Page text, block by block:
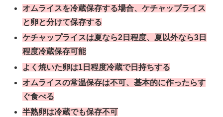
オムライスを冷蔵保存する場合、ケチャップライス
と卵と分けて保存する
ケチャップライスは夏なら2日程度、夏以外なら3日
程度冷蔵保存可能
よく焼いた卵は1日程度冷蔵で日持ちする
オムライスの常温保存は不可、基本的に作ったらす
ぐ食べる
半熟卵は冷蔵でも保存不可